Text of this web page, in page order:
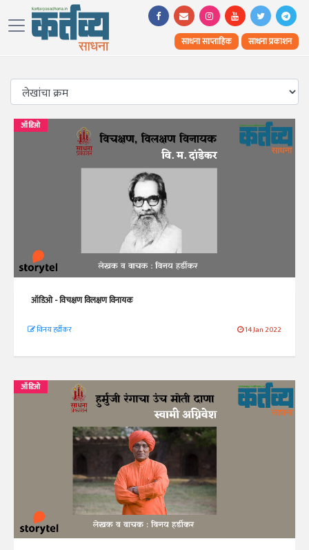
साधना साप्ताहिक साधना प्रकाशन
ऑडिओ
ऑडिओ - विचक्षण विलक्षण विनायक
विनय हर्डीकर 14 Jan 2022
ऑडिओ